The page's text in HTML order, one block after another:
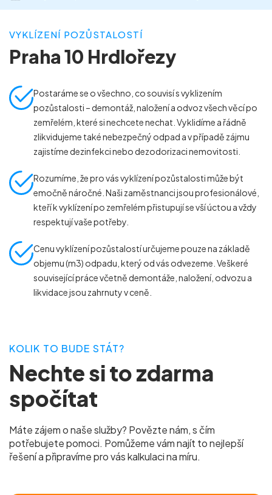
VYKLÍZENÍ POZŮSTALOSTÍ
Praha 10 Hrdlořezy
Postaráme se o všechno, co souvisí s vyklizením
pozůstalosti – demontáž, naložení a odvoz všech věcí po
zemřelém, které si nechcete nechat. Vyklidíme a řádně
zlikvidujeme také nebezpečný odpad a v případě zájmu
zajistíme dezinfekci nebo dezodorizaci nemovitosti.
Rozumíme, že pro vás vyklízení pozůstalosti může být
emočně náročné. Naši zaměstnanci jsou profesionálové,
kteří k vyklízení po zemřelém přistupují se vší úctou a vždy
respektují vaše potřeby.
Cenu vyklízení pozůstalostí určujeme pouze na základě
objemu (m3) odpadu, který od vás odvezeme. Veškeré
související práce včetně demontáže, naložení, odvozu a
likvidace jsou zahrnuty v ceně.
KOLIK TO BUDE STÁT?
Nechte si to zdarma
spočítat
Máte zájem o naše služby? Povězte nám, s čím
potřebujete pomoci. Pomůžeme vám najít to nejlepší
řešení a připravíme pro vás kalkulaci na míru.